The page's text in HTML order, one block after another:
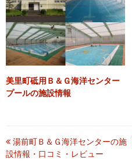
混 雑 ▶
立 地 ▶
必須口コミ・レビュー本文
美里町砥用Ｂ＆Ｇ海洋センター
プールの施設情報
投湯前町Ｂ＆Ｇ海洋センターの施
設情報・口コミ・レビュー